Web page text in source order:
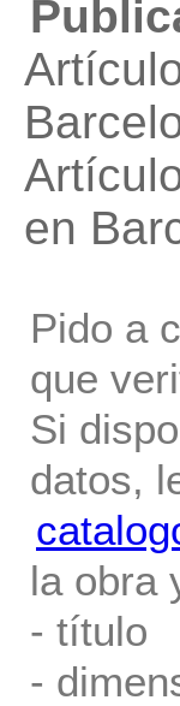
en
Pido a
que
Si
datos,
la obra
- título
-